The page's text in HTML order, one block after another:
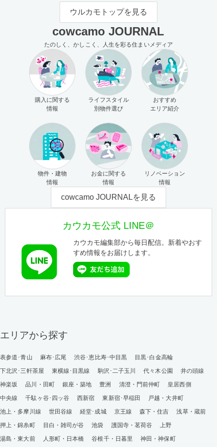
主さま向け）
ウルカモトップを見る
cowcamo JOURNAL
たのしく、かしこく、人生を彩る住まいメディア
購入に関する
情報
ライフスタイル
別物件選び
おすすめ
エリア紹介
物件・建物
情報
お金に関する
情報
リノベーション
情報
cowcamo JOURNALを見る
カウカモ公式 LINE＠
カウカモ編集部から毎日配信。新着やおす
すめ情報をお届けします。
エリアから探す
表参道･青山 麻布･広尾 渋谷･恵比寿･中目黒
目黒･白金高輪
下北沢･三軒茶屋
東横線･目黒線 駒沢･二子玉川 代々木公園
井の頭線
神楽坂
品川・田町 銀座・築地 豊洲 清澄・門前仲町
皇居西側
中央線
千駄ヶ谷･四ッ谷 西新宿 東新宿･早稲田
戸越・大井町
池上・多摩川線
世田谷線 経堂･成城 京王線 森下・住吉
浅草・蔵前
押上・錦糸町
目白・雑司が谷 池袋 護国寺・茗荷谷
上野
湯島・東大前
人形町・日本橋 谷根千・日暮里
神田・神保町